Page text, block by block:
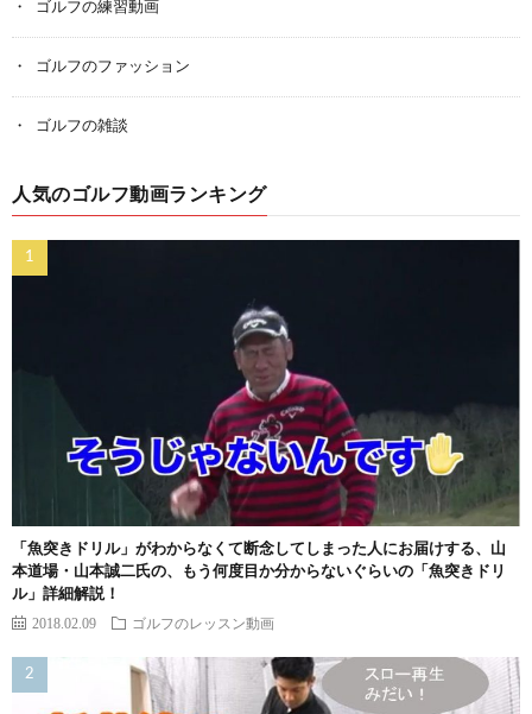
ゴルフの練習動画
ゴルフのファッション
ゴルフの雑談
人気のゴルフ動画ランキング
「魚突きドリル」がわからなくて断念してしまった人にお届けする、山
本道場・山本誠二氏の、もう何度目か分からないぐらいの「魚突きドリ
ル」詳細解説！
2018.02.09 ゴルフのレッスン動画